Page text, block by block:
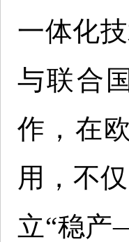
一体化
与联合
作，在
用，不
立“稳产